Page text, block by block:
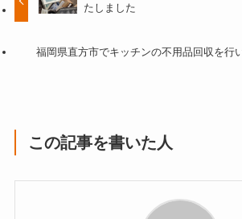
たしました
福岡県直方市でキッチンの不用品回収を行
この記事を書いた人